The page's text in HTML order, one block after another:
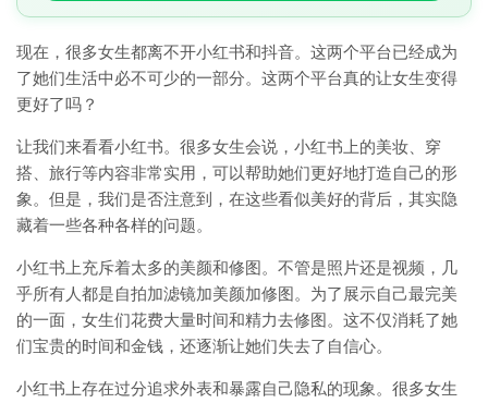
现在，很多女生都离不开小红书和抖音。这两个平台已经成为
了她们生活中必不可少的一部分。这两个平台真的让女生变得
更好了吗？
让我们来看看小红书。很多女生会说，小红书上的美妆、穿
搭、旅行等内容非常实用，可以帮助她们更好地打造自己的形
象。但是，我们是否注意到，在这些看似美好的背后，其实隐
藏着一些各种各样的问题。
小红书上充斥着太多的美颜和修图。不管是照片还是视频，几
乎所有人都是自拍加滤镜加美颜加修图。为了展示自己最完美
的一面，女生们花费大量时间和精力去修图。这不仅消耗了她
们宝贵的时间和金钱，还逐渐让她们失去了自信心。
小红书上存在过分追求外表和暴露自己隐私的现象。很多女生